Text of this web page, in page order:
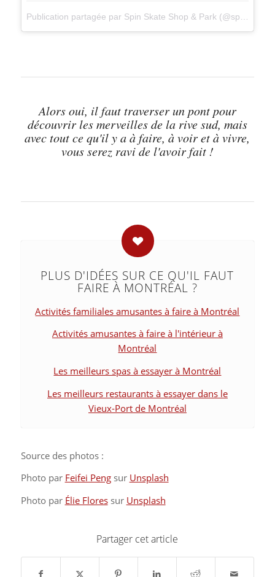
Alors oui, il faut traverser un pont pour
découvrir les merveilles de la rive sud, mais
avec tout ce qu'il y a à faire, à voir et à vivre,
vous serez ravi de l'avoir fait !
PLUS D'IDÉES SUR CE QU'IL FAUT
FAIRE À MONTRÉAL ?
Activités familiales amusantes à faire à Montréal
Activités amusantes à faire à l'intérieur à
Montréal
Les meilleurs spas à essayer à Montréal
Les meilleurs restaurants à essayer dans le
Vieux-Port de Montréal
Source des photos :
Photo par Feifei Pengsur Unsplash
Photo par Élie Floressur Unsplash
Partager cet article